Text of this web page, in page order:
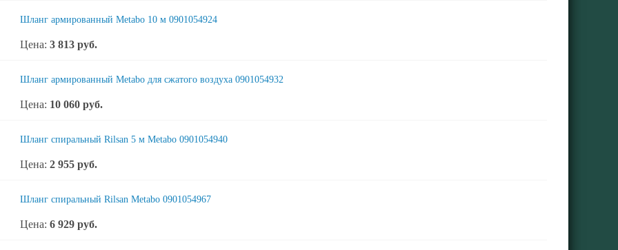
Шланг армированный Metabo 10 м 0901054924
Цена: 3 813 руб.
Шланг армированный Metabo для сжатого воздуха 0901054932
Цена: 10 060 руб.
Шланг спиральный Rilsan 5 м Metabo 0901054940
Цена: 2 955 руб.
Шланг спиральный Rilsan Metabo 0901054967
Цена: 6 929 руб.